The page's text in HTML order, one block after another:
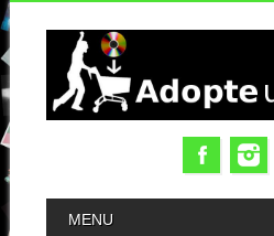
MAIN MENU
MENU